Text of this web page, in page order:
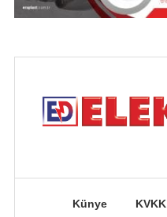
Künye KVKK